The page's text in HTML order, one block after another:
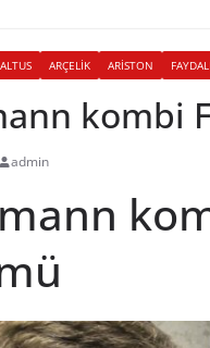
ALTUS ARÇELIK ARISTON
kombi
admin